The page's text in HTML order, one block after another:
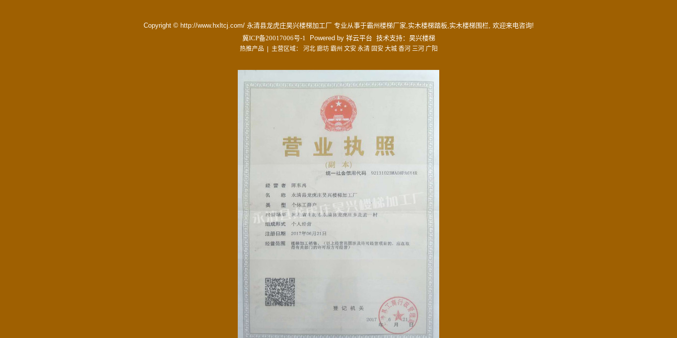
Copyright © http://www.hxltcj.com/ 永清县龙虎庄昊兴楼梯加工厂 专业从事于霸州楼梯厂家,实木楼梯踏板,实木楼梯围栏, 欢迎来电咨询!
冀ICP备20017006号-1 Powered by 祥云平台 技术支持： 昊兴楼梯
热推产品 | 主营区域： 河北 廊坊 霸州 文安 永清 固安 大城 香河 三河 广阳